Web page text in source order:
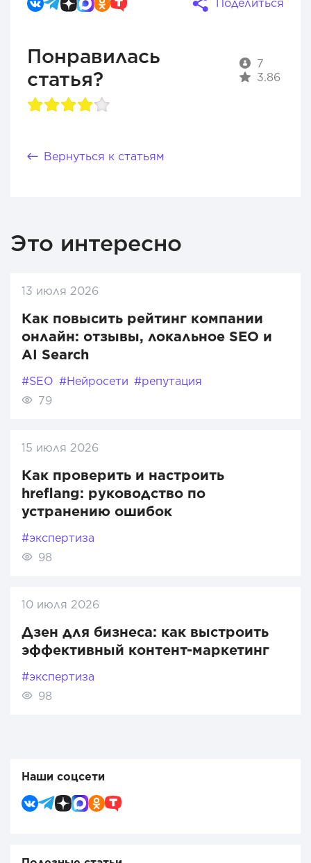
Поделиться
Понравилась
статья?
7
3.86
Вернуться к статьям
Это интересно
13 июля 2026
Как повысить рейтинг компании
онлайн: отзывы, локальное SEO и
AI Search
#SEO #Нейросети #репутация
79
15 июля 2026
Как проверить и настроить
hreflang: руководство по
устранению ошибок
#экспертиза
98
10 июля 2026
Дзен для бизнеса: как выстроить
эффективный контент-маркетинг
#экспертиза
98
Наши соцсети